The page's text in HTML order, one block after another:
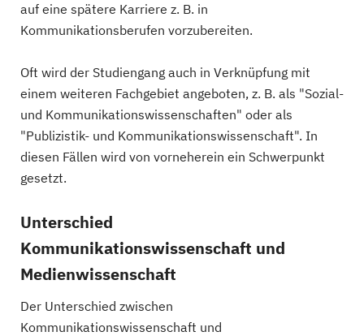
auf eine spätere Karriere z. B. in
Kommunikationsberufen vorzubereiten.
Oft wird der Studiengang auch in Verknüpfung mit
einem weiteren Fachgebiet angeboten, z. B. als "Sozial-
und Kommunikationswissenschaften" oder als
"Publizistik- und Kommunikationswissenschaft". In
diesen Fällen wird von vorneherein ein Schwerpunkt
gesetzt.
Unterschied
Kommunikationswissenschaft und
Medienwissenschaft
Der Unterschied zwischen
Kommunikationswissenschaft und